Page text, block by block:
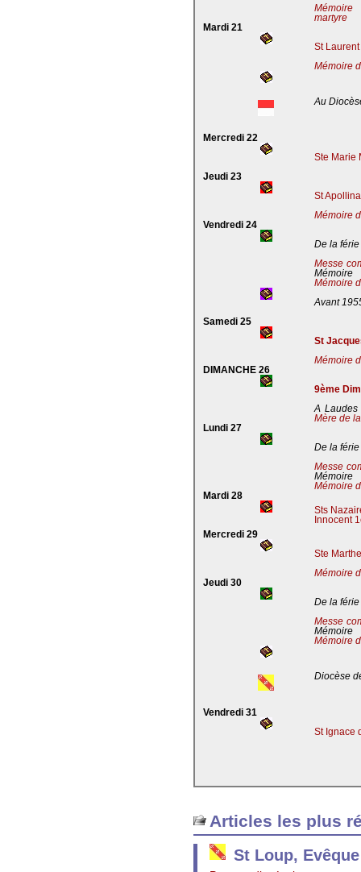
Mémoire
martyre
Mardi 21
St
Mémoire
Au
Mercredi 22
Ste Marie
Jeudi 23
St
Mémoire
Vendredi 24
De la férie
Messe
Mémoire
Mémoire
Avant
Samedi 25
St
Mémoire
DIMANCHE 26
9ème
A
Mère de
Lundi 27
De la férie
Messe
Mémoire
Mémoire
Mardi 28
Sts
Innocent
Mercredi 29
Ste
Mémoire
Jeudi 30
De la férie
Messe
Mémoire
Mémoire
Diocèse
Vendredi 31
St Ignace
Articles les plus
St Loup,